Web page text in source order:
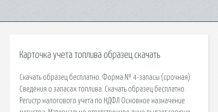
Карточка учета топлива образец скачать
Скачать образец бесплатно. Форма № 4-запасы (срочная).
Сведения о запасах топлива. Скачать образец бесплатно.
Регистр налогового учета по НДФЛ Основное назначение